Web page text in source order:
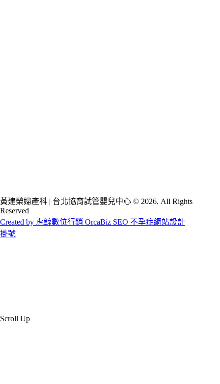
黃建榮婦產科 | 台北協育試管嬰兒中心 © 2026. All Rights
Reserved
Created by 虎鯨數位行銷 OrcaBiz SEO 不孕症網站設計
掛號
Scroll Up